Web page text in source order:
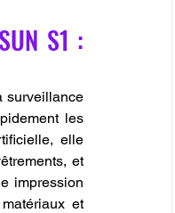
S1 :
surveillance
les
elle
et
impression
et